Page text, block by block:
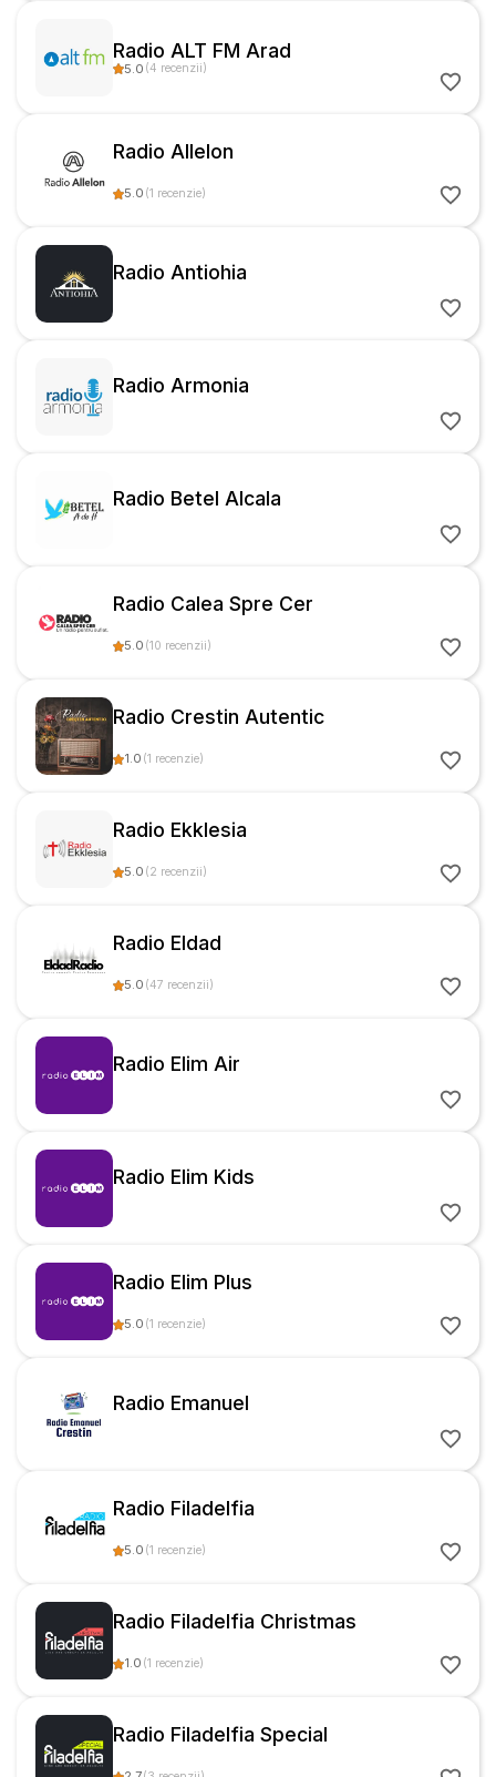
Radio ALT FM Arad
5.0 (4 recenzii)
Radio Allelon
5.0 (1 recenzie)
Radio Antiohia
Radio Armonia
Radio Betel Alcala
Radio Calea Spre Cer
5.0 (10 recenzii)
Radio Crestin Autentic
1.0 (1 recenzie)
Radio Ekklesia
5.0 (2 recenzii)
Radio Eldad
5.0 (47 recenzii)
Radio Elim Air
Radio Elim Kids
Radio Elim Plus
5.0 (1 recenzie)
Radio Emanuel
Radio Filadelfia
5.0 (1 recenzie)
Radio Filadelfia Christmas
1.0 (1 recenzie)
Radio Filadelfia Special